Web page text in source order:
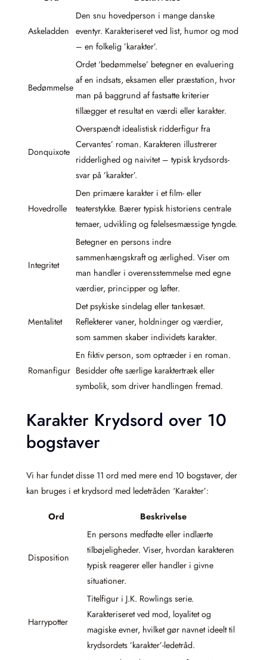
Askeladden
Den snu hovedperson i mange danske
eventyr. Karakteriseret ved list, humor og mod
– en folkelig ’karakter’.
Bedømmelse
Ordet ‘bedømmelse’ betegner en evaluering
af en indsats, eksamen eller præstation, hvor
man på baggrund af fastsatte kriterier
tillægger et resultat en værdi eller karakter.
Donquixote
Overspændt idealistisk ridderfigur fra
Cervantes’ roman. Karakteren illustrerer
ridderlighed og naivitet – typisk krydsords-
svar på ’karakter’.
Hovedrolle
Den primære karakter i et film- eller
teaterstykke. Bærer typisk historiens centrale
temaer, udvikling og følelsesmæssige tyngde.
Integritet
Betegner en persons indre
sammenhængskraft og ærlighed. Viser om
man handler i overensstemmelse med egne
værdier, principper og løfter.
Mentalitet
Det psykiske sindelag eller tankesæt.
Reflekterer vaner, holdninger og værdier,
som sammen skaber individets karakter.
Romanfigur
En fiktiv person, som optræder i en roman.
Besidder ofte særlige karaktertræk eller
symbolik, som driver handlingen fremad.
Karakter Krydsord over 10
bogstaver
Vi har fundet disse 11 ord med mere end 10 bogstaver, der
kan bruges i et krydsord med ledetråden ‘Karakter’:
Ord Beskrivelse
Disposition
En persons medfødte eller indlærte
tilbøjeligheder. Viser, hvordan karakteren
typisk reagerer eller handler i givne
situationer.
Harrypotter
Titelfigur i J.K. Rowlings serie.
Karakteriseret ved mod, loyalitet og
magiske evner, hvilket gør navnet ideelt til
krydsordets ’karakter’-ledetråd.